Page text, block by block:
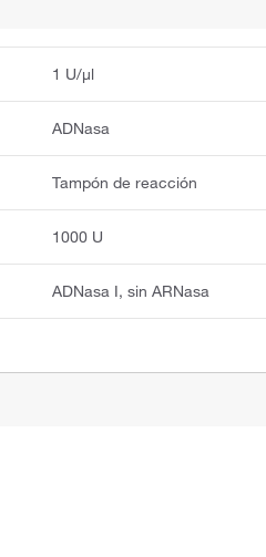
1 U/μl
ADNasa
Tampón de reacción
1000 U
ADNasa I, sin ARNasa